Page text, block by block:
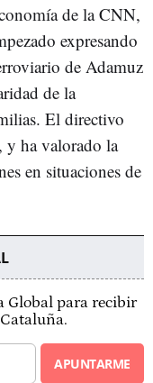
de la CNN,
expresando
de Adamuz
de la
El directivo
y ha valorado la
en situaciones de
Global para recibir
APUNTARME